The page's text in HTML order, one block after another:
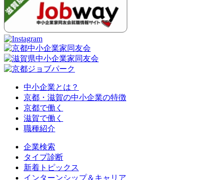
中小企業とは？
京都・滋賀の中小企業の特徴
京都で働く
滋賀で働く
職種紹介
企業検索
タイプ診断
新着トピックス
インターンシップ＆キャリア